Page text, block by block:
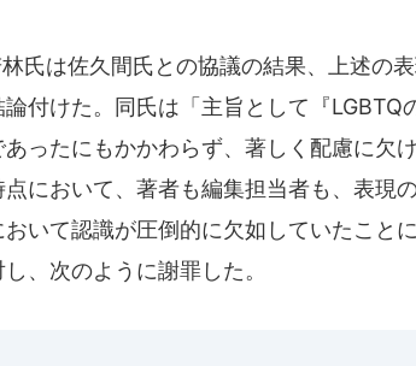
氏は佐久間氏との協議の結果、上述の
論付けた。同氏は「主旨として『
あったにもかかわらず、著しく配慮に欠
点において、著者も編集担当者も、表現
おいて認識が圧倒的に欠如していたこと
し、次のように謝罪した。